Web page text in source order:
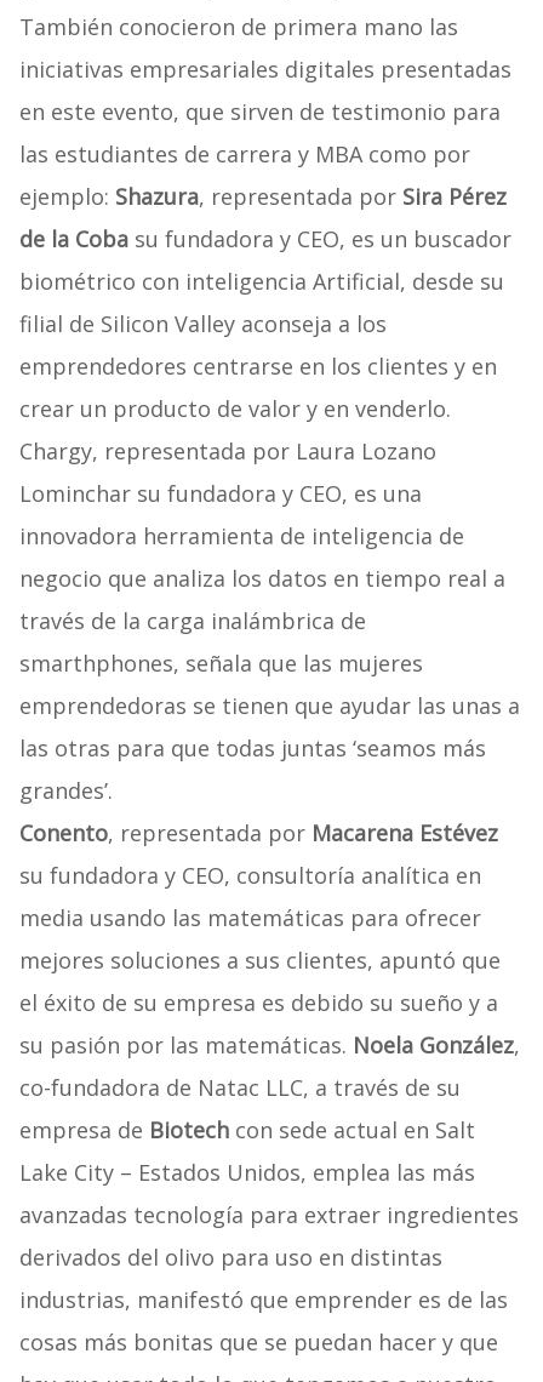
También conocieron de primera mano las
iniciativas empresariales digitales presentadas
en este evento, que sirven de testimonio para
las estudiantes de carrera y MBA como por
ejemplo: Shazura, representada por Sira Pérez
de la Cobasu fundadora y CEO, es un buscador
biométrico con inteligencia Artificial, desde su
filial de Silicon Valley aconseja a los
emprendedores centrarse en los clientes y en
crear un producto de valor y en venderlo.
Chargy, representada por Laura Lozano
Lominchar su fundadora y CEO, es una
innovadora herramienta de inteligencia de
negocio que analiza los datos en tiempo real a
través de la carga inalámbrica de
smarthphones, señala que las mujeres
emprendedoras se tienen que ayudar las unas a
las otras para que todas juntas ‘seamos más
grandes’.
Conento, representada porMacarena Estévez
su fundadora y CEO, consultoría analítica en
media usando las matemáticas para ofrecer
mejores soluciones a sus clientes, apuntó que
el éxito de su empresa es debido su sueño y a
su pasión por las matemáticas. Noela González,
co-fundadora de Natac LLC, a través de su
empresa de Biotech con sede actual en Salt
Lake City – Estados Unidos, emplea las más
avanzadas tecnología para extraer ingredientes
derivados del olivo para uso en distintas
industrias, manifestó que emprender es de las
cosas más bonitas que se puedan hacer y que